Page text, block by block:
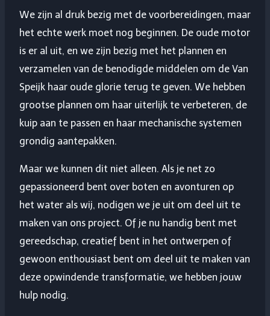
We zijn al druk bezig met de voorbereidingen, maar
het echte werk moet nog beginnen. De oude motor
is er al uit, en we zijn bezig met het plannen en
verzamelen van de benodigde middelen om de Van
Speijk haar oude glorie terug te geven. We hebben
grootse plannen om haar uiterlijk te verbeteren, de
kuip aan te passen en haar mechanische systemen
grondig aantepakken.
Maar we kunnen dit niet alleen. Als je net zo
gepassioneerd bent over boten en avonturen op
het water als wij, nodigen we je uit om deel uit te
maken van ons project. Of je nu handig bent met
gereedschap, creatief bent in het ontwerpen of
gewoon enthousiast bent om deel uit te maken van
deze opwindende transformatie, we hebben jouw
hulp nodig.